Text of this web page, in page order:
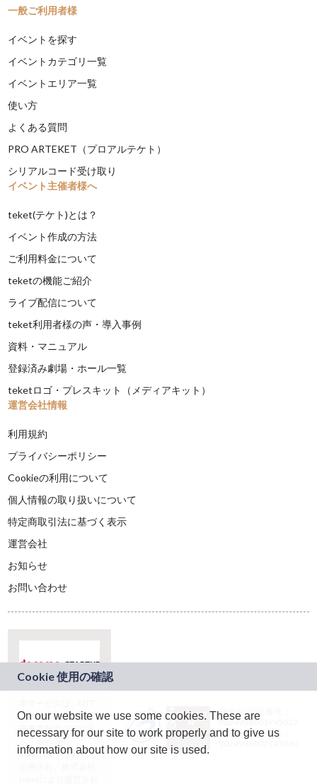
一般ご利用者様
イベントを探す
イベントカテゴリ一覧
イベントエリア一覧
使い方
よくある質問
PRO ARTEKET（プロアルテケト）
シリアルコード受け取り
イベント主催者様へ
teket(テケト)とは？
イベント作成の方法
ご利用料金について
teketの機能ご紹介
ライブ配信について
teket利用者様の声・導入事例
資料・マニュアル
登録済み劇場・ホール一覧
teketロゴ・プレスキット（メディアキット）
運営会社情報
利用規約
プライバシーポリシー
Cookieの利用について
個人情報の取り扱いについて
特定商取引法に基づく表示
運営会社
お知らせ
お問い合わせ
ドコモグループの新
規事業創出プログラ
ム「docomo
STARTUP」を通じて
JASRAC許諾番号：
9024936001Y45037
JASRAC許諾番号：
On our website we use some cookies. These are
necessary for our site to work properly and to give us
information about how our site is used.